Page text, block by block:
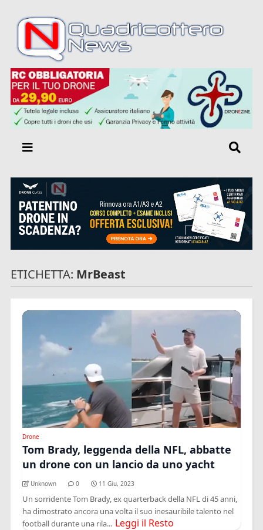
ETICHETTA: MrBeast
Drone
Tom Brady, leggenda della NFL, abbatte
un drone con un lancio da uno yacht
Unknown 0 11 Giu, 2023
Un sorridente Tom Brady, ex quarterback della NFL di 45 anni,
ha dimostrato ancora una volta il suo inesauribile talento nel
football durante una rila... Leggi il Resto